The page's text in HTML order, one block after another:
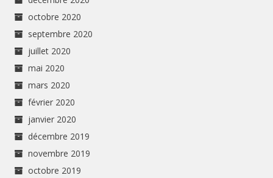
octobre 2020
septembre 2020
juillet 2020
mai 2020
mars 2020
février 2020
janvier 2020
décembre 2019
novembre 2019
octobre 2019